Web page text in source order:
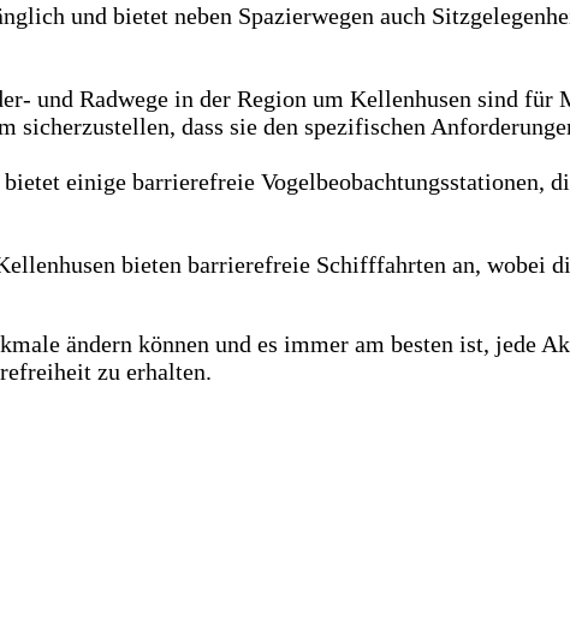
und bietet neben Spazierwegen auch
und Radwege in der Region um Kellenhusen sind
sicherzustellen, dass sie den spezifischen
einige barrierefreie Vogelbeobachtungsstationen,
bieten barrierefreie Schifffahrten an, wobei
ändern können und es immer am besten ist, jede
zu erhalten.